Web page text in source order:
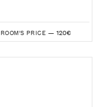
ROOM'S PRICE — 120€